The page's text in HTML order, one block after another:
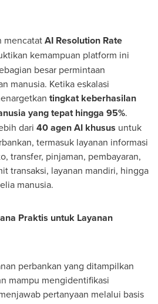
mencatatAI Resolution Rate
kemampuan platform ini
besar permintaan
manusia. Ketika eskalasi
tingkat keberhasilan
yang tepat hingga 95%.
dari 40 agen AI khusus untuk
termasuk layanan informasi
transfer, pinjaman, pembayaran,
transaksi, layanan mandiri, hingga
manusia.
Praktis untuk Layanan
perbankan yang ditampilkan
mampu mengidentifikasi
pertanyaan melalui basis